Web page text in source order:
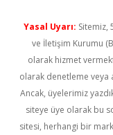
Yasal Uyarı: Sitemiz,
ve İletişim Kurumu
olarak hizmet
olarak denetleme veya
Ancak, üyelerimiz
siteye üye olarak bu
sitesi, herhangi bir